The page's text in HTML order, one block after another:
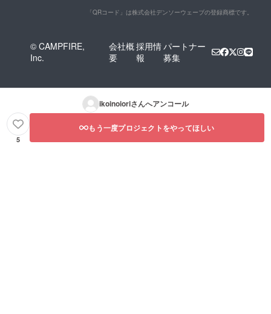
「QRコード」は株式会社デンソーウェーブの登録商標です。
© CAMPFIRE,
Inc.
会社概
要
採用情
報
パートナー
募集
ikoinoioriさんへアンコール
5
もう一度プロジェクトをやってほしい